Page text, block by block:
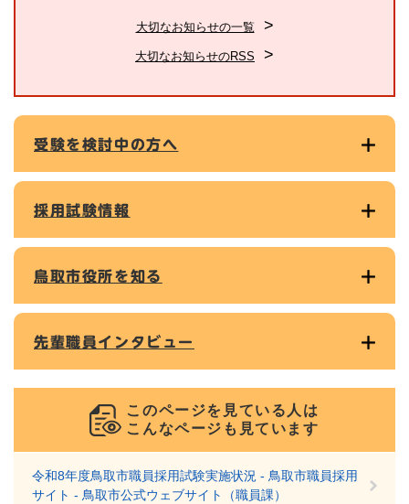
大切なお知らせの一覧
大切なお知らせのRSS
受験を検討中の方へ
採用試験情報
鳥取市役所を知る
先輩職員インタビュー
このページを見ている人は
こんなページも見ています
令和8年度鳥取市職員採用試験実施状況 - 鳥取市職員採用
サイト - 鳥取市公式ウェブサイト（職員課）